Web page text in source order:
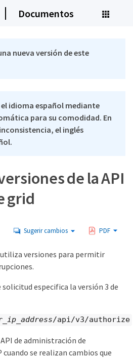
Documentos
nueva versión de este
idioma español mediante
para su comodidad. En
el inglés
de la API
grid
Sugerir cambios PDF
utiliza versiones para permitir
especifica la versión 3 de
/api/v3/authorize
de administración de
se realizan cambios que